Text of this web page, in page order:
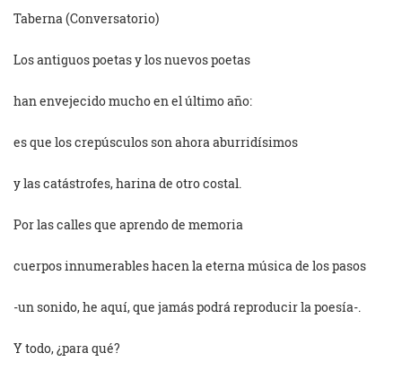
Taberna (Conversatorio)
Los antiguos poetas y los nuevos poetas
han envejecido mucho en el último año:
es que los crepúsculos son ahora aburridísimos
y las catástrofes, harina de otro costal.
Por las calles que aprendo de memoria
cuerpos innumerables hacen la eterna música de los pasos
-un sonido, he aquí, que jamás podrá reproducir la poesía-.
Y todo, ¿para qué?